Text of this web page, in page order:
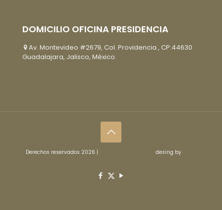
DOMICILIO OFICINA PRESIDENCIA
Av. Montevideo #2679, Col. Providencia , CP:44630
Guadalajara, Jalisco, México.
Derechos reservados 2026 | desing by